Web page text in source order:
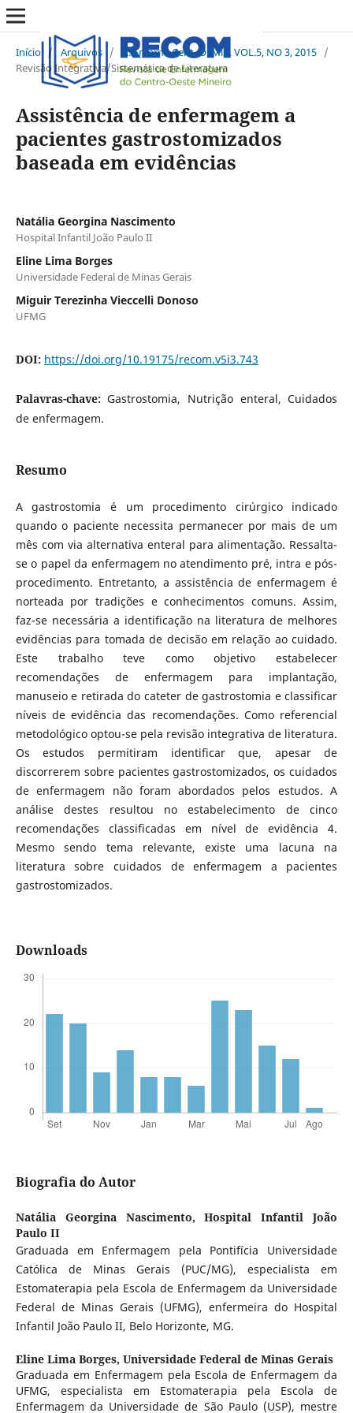
Início / Arquivos / R. Enferm. Cent. O. Min. VOL.5, NO 3, 2015 /
Revisão Integrativa/Sistemática de Literatura
Assistência de enfermagem a
pacientes gastrostomizados
baseada em evidências
Natália Georgina Nascimento
Hospital Infantil João Paulo II
Eline Lima Borges
Universidade Federal de Minas Gerais
Miguir Terezinha Vieccelli Donoso
UFMG
DOI: https://doi.org/10.19175/recom.v5i3.743
Palavras-chave:Gastrostomia, Nutrição enteral, Cuidados
de enfermagem.
Resumo
A gastrostomia é um procedimento cirúrgico indicado
quando o paciente necessita permanecer por mais de um
mês com via alternativa enteral para alimentação. Ressalta-
se o papel da enfermagem no atendimento pré, intra e pós-
procedimento. Entretanto, a assistência de enfermagem é
norteada por tradições e conhecimentos comuns. Assim,
faz-se necessária a identificação na literatura de melhores
evidências para tomada de decisão em relação ao cuidado.
Este trabalho teve como objetivo estabelecer
recomendações de enfermagem para implantação,
manuseio e retirada do cateter de gastrostomia e classificar
níveis de evidência das recomendações. Como referencial
metodológico optou-se pela revisão integrativa de literatura.
Os estudos permitiram identificar que, apesar de
discorrerem sobre pacientes gastrostomizados, os cuidados
de enfermagem não foram abordados pelos estudos. A
análise destes resultou no estabelecimento de cinco
recomendações classificadas em nível de evidência 4.
Mesmo sendo tema relevante, existe uma lacuna na
literatura sobre cuidados de enfermagem a pacientes
gastrostomizados.
Downloads
Biografia do Autor
Natália Georgina Nascimento,Hospital Infantil João
Paulo II
Graduada em Enfermagem pela Pontifícia Universidade
Católica de Minas Gerais (PUC/MG), especialista em
Estomaterapia pela Escola de Enfermagem da Universidade
Federal de Minas Gerais (UFMG), enfermeira do Hospital
Infantil João Paulo II, Belo Horizonte, MG.
Eline Lima Borges, Universidade Federal de Minas Gerais
Graduada em Enfermagem pela Escola de Enfermagem da
UFMG, especialista em Estomaterapia pela Escola de
Enfermagem da Universidade de São Paulo (USP), mestre